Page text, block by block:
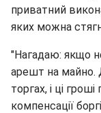
приватний
яких можна
"Нагадаю: якщо
арешт на майно.
торгах, і ці
компенсації